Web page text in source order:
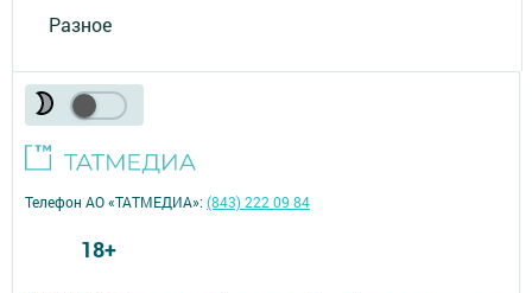
Разное
Телефон АО «ТАТМЕДИА»:(843) 222 09 84
18+